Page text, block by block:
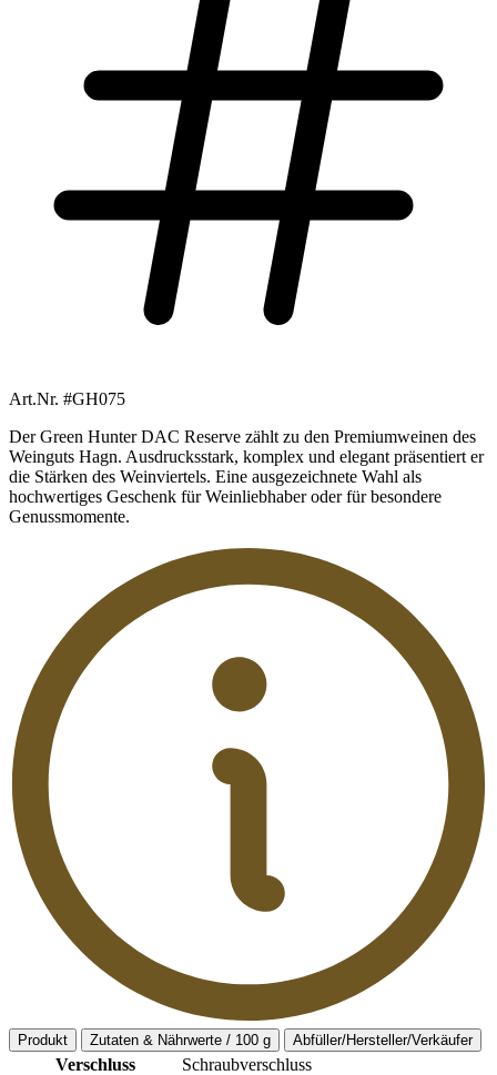
Art.Nr. #GH075
Der Green Hunter DAC Reserve zählt zu den Premiumweinen des
Weinguts Hagn. Ausdrucksstark, komplex und elegant präsentiert er
die Stärken des Weinviertels. Eine ausgezeichnete Wahl als
hochwertiges Geschenk für Weinliebhaber oder für besondere
Genussmomente.
Produkt Zutaten & Nährwerte / 100 g Abfüller/Hersteller/Verkäufer
Verschluss Schraubverschluss